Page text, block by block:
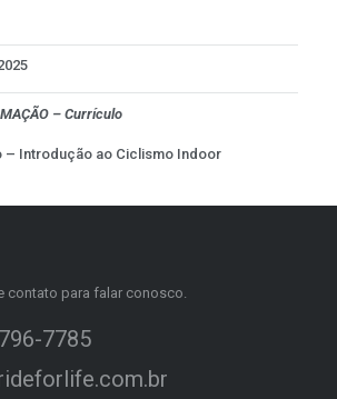
– Currículo
– Introdução ao Ciclismo Indoor
contato para falar conosco.
7785